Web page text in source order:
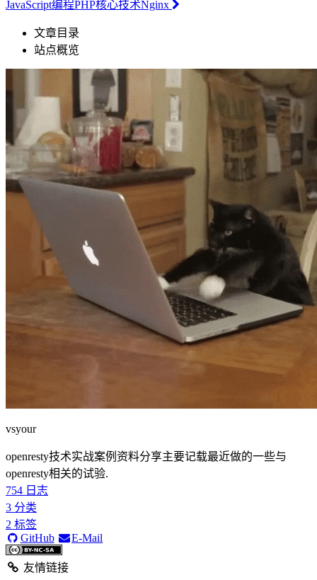
JavaScript编程PHP核心技术Nginx
文章目录
站点概览
vsyour
openresty技术实战案例资料分享主要记载最近做的一些与
openresty相关的试验.
754 日志
3 分类
2 标签
GitHub
E-Mail
友情链接